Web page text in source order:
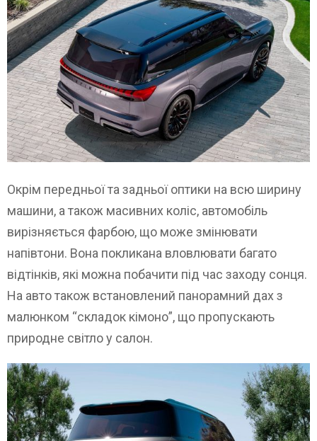
Окрім передньої та задньої оптики на всю ширину
машини, а також масивних коліс, автомобіль
вирізняється фарбою, що може змінювати
напівтони. Вона покликана вловлювати багато
відтінків, які можна побачити під час заходу сонця.
На авто також встановлений панорамний дах з
малюнком “складок кімоно”, що пропускають
природне світло у салон.